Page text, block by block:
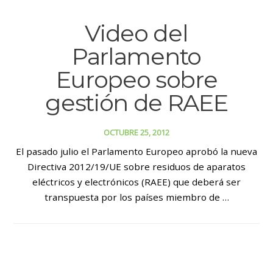
Video del
Parlamento
Europeo sobre
gestión de RAEE
OCTUBRE 25, 2012
El pasado julio el Parlamento Europeo aprobó la nueva
Directiva 2012/19/UE sobre residuos de aparatos
eléctricos y electrónicos (RAEE) que deberá ser
transpuesta por los países miembro de …